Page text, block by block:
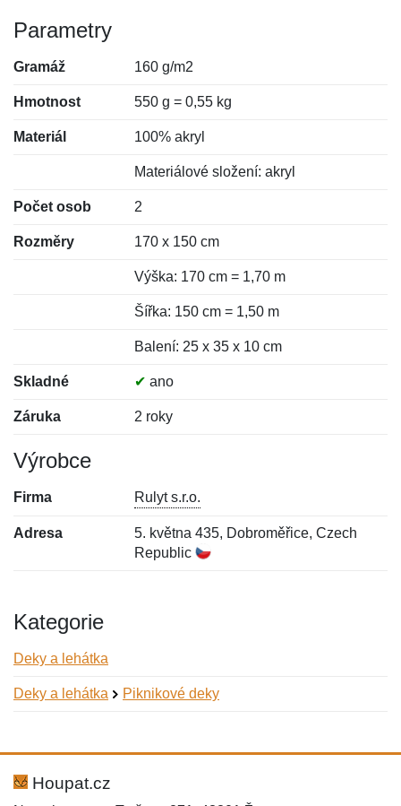
Parametry
Gramáž 160 g/m2
Hmotnost 550 g = 0,55 kg
Materiál 100% akryl
Materiálové složení: akryl
Počet osob 2
Rozměry 170 x 150 cm
Výška: 170 cm = 1,70 m
Šířka: 150 cm = 1,50 m
Balení: 25 x 35 x 10 cm
Skladné ✔ ano
Záruka 2 roky
Výrobce
Firma Rulyt s.r.o.
Adresa
5. května 435, Dobroměřice, Czech
Republic
Kategorie
Deky a lehátka
Deky a lehátka Piknikové deky
Hodnocení:
Jméno:
Houpat.cz